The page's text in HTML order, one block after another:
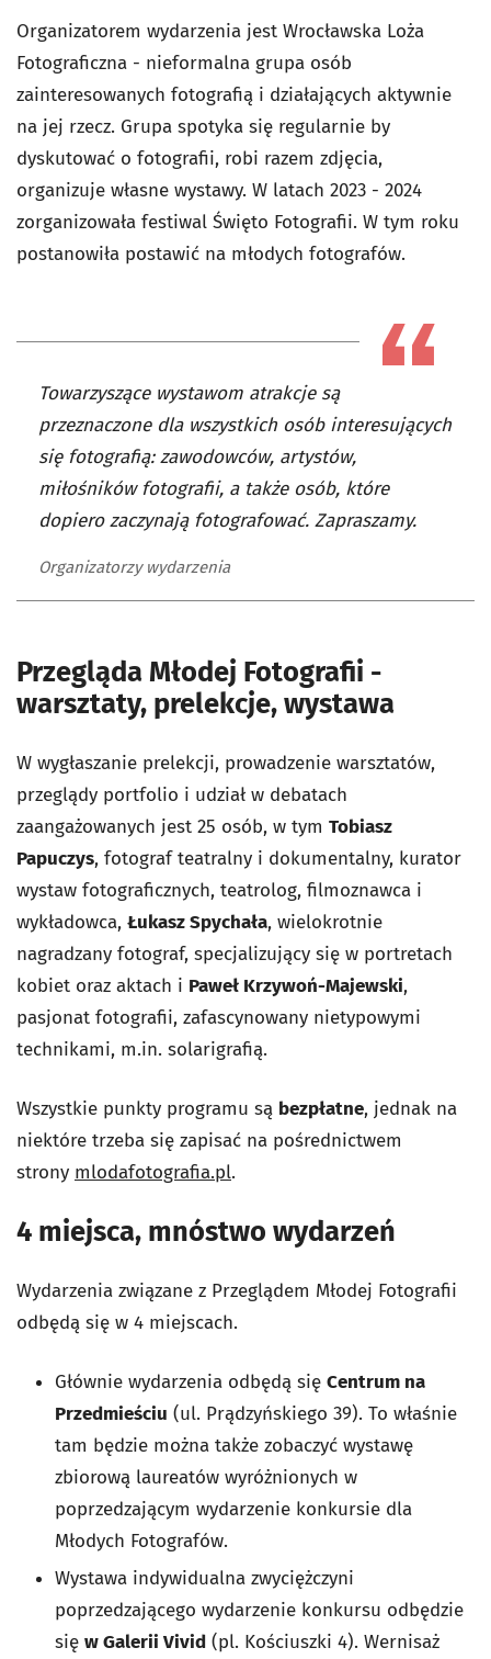
Organizatorem wydarzenia jest Wrocławska Loża
Fotograficzna - nieformalna grupa osób
zainteresowanych fotografią i działających aktywnie
na jej rzecz. Grupa spotyka się regularnie by
dyskutować o fotografii, robi razem zdjęcia,
organizuje własne wystawy. W latach 2023 - 2024
zorganizowała festiwal Święto Fotografii. W tym roku
postanowiła postawić na młodych fotografów.
Towarzyszące wystawom atrakcje są
przeznaczone dla wszystkich osób interesujących
się fotografią: zawodowców, artystów,
miłośników fotografii, a także osób, które
dopiero zaczynają fotografować. Zapraszamy.
Organizatorzy wydarzenia
Przegląda Młodej Fotografii -
warsztaty, prelekcje, wystawa
W wygłaszanie prelekcji, prowadzenie warsztatów,
przeglądy portfolio i udział w debatach
zaangażowanych jest 25 osób, w tym Tobiasz
Papuczys, fotograf teatralny i dokumentalny, kurator
wystaw fotograficznych, teatrolog, filmoznawca i
wykładowca, Łukasz Spychała, wielokrotnie
nagradzany fotograf, specjalizujący się w portretach
kobiet oraz aktach i Paweł Krzywoń-Majewski,
pasjonat fotografii, zafascynowany nietypowymi
technikami, m.in. solarigrafią.
Wszystkie punkty programu są bezpłatne, jednak na
niektóre trzeba się zapisać na pośrednictwem
strony mlodafotografia.pl.
4 miejsca, mnóstwo wydarzeń
Wydarzenia związane z Przeglądem Młodej Fotografii
odbędą się w 4 miejscach.
Głównie wydarzenia odbędą się Centrum na
Przedmieściu (ul. Prądzyńskiego 39). To właśnie
tam będzie można także zobaczyć wystawę
zbiorową laureatów wyróżnionych w
poprzedzającym wydarzenie konkursie dla
Młodych Fotografów.
Wystawa indywidualna zwyciężczyni
poprzedzającego wydarzenie konkursu odbędzie
się w Galerii Vivid (pl. Kościuszki 4). Wernisaż